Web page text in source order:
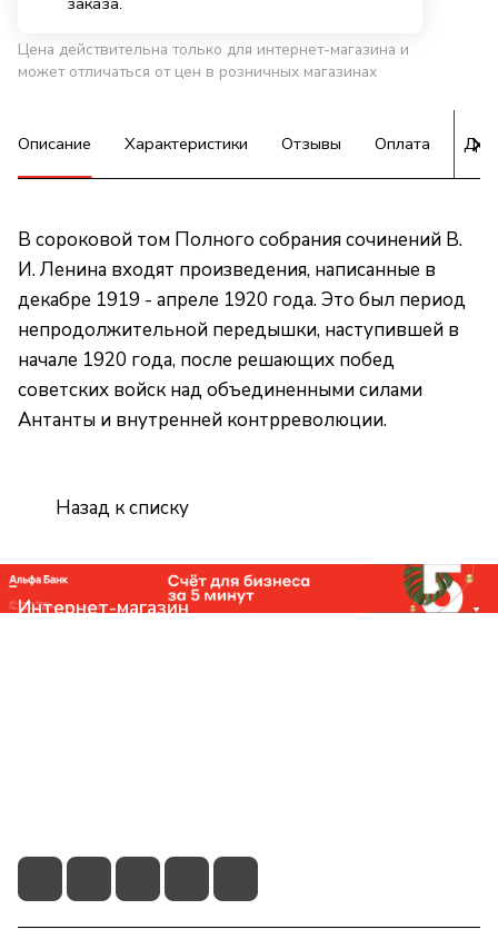
Цена действительна только для интернет-магазина и
может отличаться от цен в розничных магазинах
Описание Характеристики Отзывы Оплата
В сороковой том Полного собрания сочинений В.
И. Ленина входят произведения, написанные в
декабре 1919 - апреле 1920 года. Это был период
непродолжительной передышки, наступившей в
начале 1920 года, после решающих побед
советских войск над объединенными силами
Антанты и внутренней контрреволюции.
Назад к списку
Интернет-магазин